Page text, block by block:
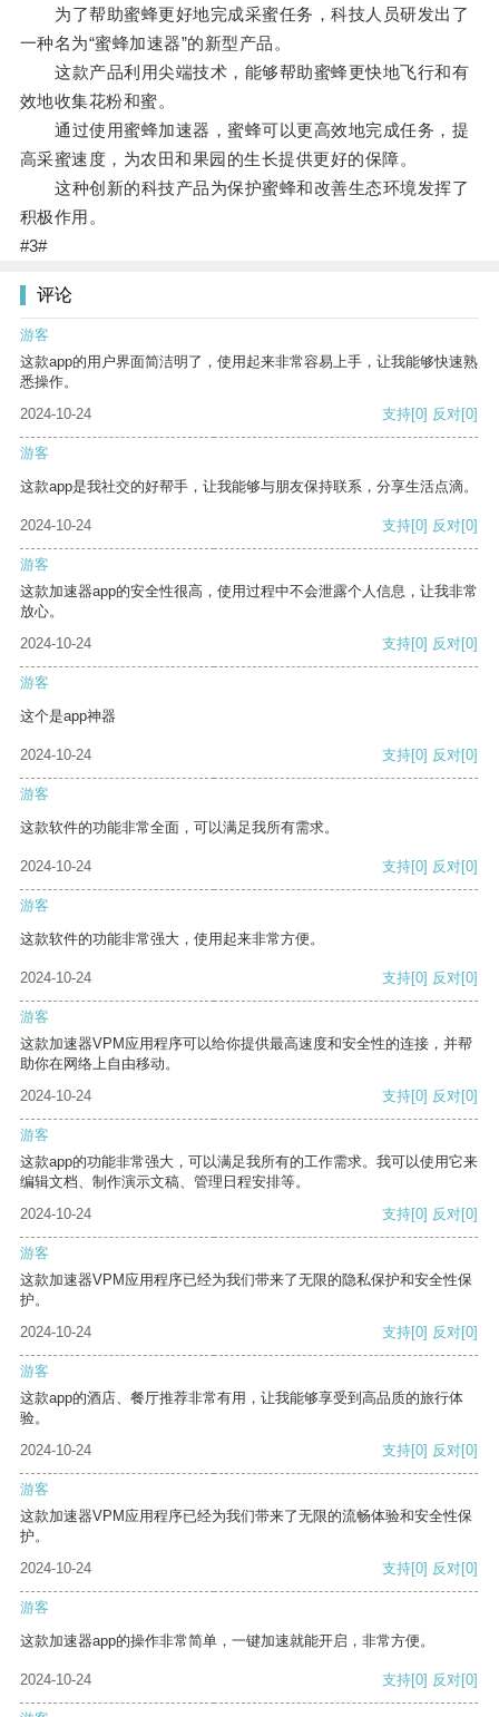
为了帮助蜜蜂更好地完成采蜜任务，科技人员研发出了
一种名为“蜜蜂加速器”的新型产品。
这款产品利用尖端技术，能够帮助蜜蜂更快地飞行和有
效地收集花粉和蜜。
通过使用蜜蜂加速器，蜜蜂可以更高效地完成任务，提
高采蜜速度，为农田和果园的生长提供更好的保障。
这种创新的科技产品为保护蜜蜂和改善生态环境发挥了
积极作用。
#3#
评论
游客
这款app的用户界面简洁明了，使用起来非常容易上手，让我能够快速熟
悉操作。
2024-10-24
支持[0] 反对[0]
游客
这款app是我社交的好帮手，让我能够与朋友保持联系，分享生活点滴。
2024-10-24 支持[0] 反对[0]
游客
这款加速器app的安全性很高，使用过程中不会泄露个人信息，让我非常
放心。
2024-10-24
支持[0] 反对[0]
游客
这个是app神器
2024-10-24 支持[0] 反对[0]
游客
这款软件的功能非常全面，可以满足我所有需求。
2024-10-24 支持[0] 反对[0]
游客
这款软件的功能非常强大，使用起来非常方便。
2024-10-24 支持[0] 反对[0]
游客
这款加速器VPM应用程序可以给你提供最高速度和安全性的连接，并帮
助你在网络上自由移动。
2024-10-24
支持[0] 反对[0]
游客
这款app的功能非常强大，可以满足我所有的工作需求。我可以使用它来
编辑文档、制作演示文稿、管理日程安排等。
2024-10-24
支持[0] 反对[0]
游客
这款加速器VPM应用程序已经为我们带来了无限的隐私保护和安全性保
护。
2024-10-24
支持[0] 反对[0]
游客
这款app的酒店、餐厅推荐非常有用，让我能够享受到高品质的旅行体
验。
2024-10-24
支持[0] 反对[0]
游客
这款加速器VPM应用程序已经为我们带来了无限的流畅体验和安全性保
护。
2024-10-24
支持[0] 反对[0]
游客
这款加速器app的操作非常简单，一键加速就能开启，非常方便。
2024-10-24 支持[0] 反对[0]